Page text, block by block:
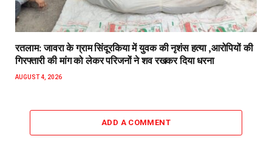
रतलाम: जावरा के ग्राम सिंदूरकिया में युवक की नृशंस हत्या ,आरोपियों की
गिरफ्तारी की मांग को लेकर परिजनों ने शव रखकर दिया धरना
AUGUST 4, 2026
ADD A COMMENT